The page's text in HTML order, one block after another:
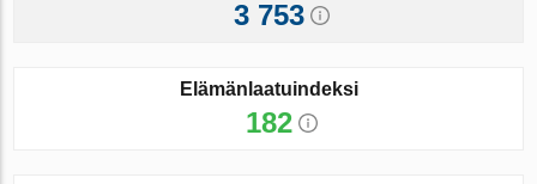
3 753
Elämänlaatuindeksi
182